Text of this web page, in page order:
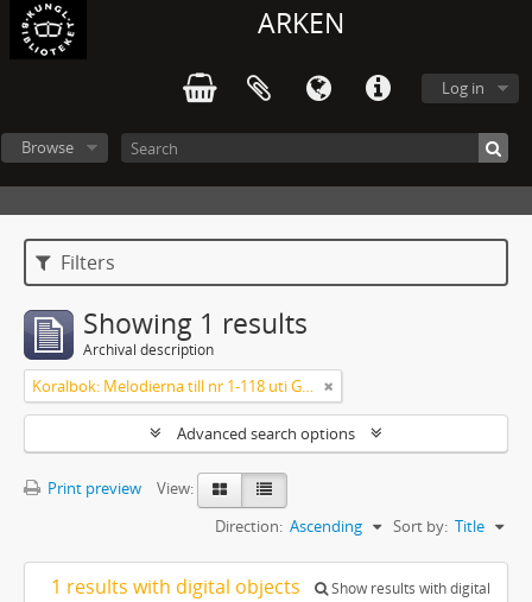
ARKEN
Log in
Browse
Filters
Showing 1 results
Archival description
Koralbok: Melodierna till nr 1-118 uti Gamla Psalmboken, enstämmigt satta
Advanced search options
Print preview
View:
Sort by: Title
Direction: Ascending
1 results with digital objects
Show results with digital